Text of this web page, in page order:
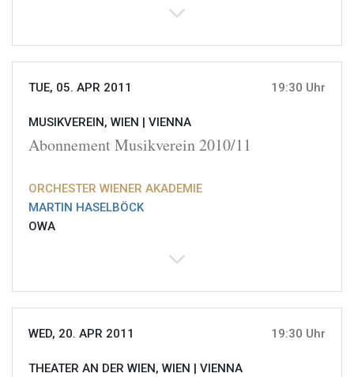
TUE, 05. APR 2011 19:30 Uhr
MUSIKVEREIN, WIEN | VIENNA
Abonnement Musikverein 2010/11
ORCHESTER WIENER AKADEMIE
MARTIN HASELBÖCK
OWA
WED, 20. APR 2011 19:30 Uhr
THEATER AN DER WIEN, WIEN | VIENNA